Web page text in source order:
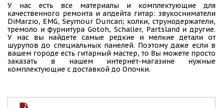
У нас есть все материалы и комплектующие для
качественного ремонта и апдейта гитар: звукосниматели
DiMarzio, EMG, Seymour Duncan; колки, струнодержатели,
тремоло и фурнитура Gotoh, Schaller, Partsland и другие.
У нас вы найдете самые редкие и мелкие детали от
шурупов до специальных панелей. Поэтому даже если в
вашем городе есть гитарный мастер, то Вы можете просто
заказать в нашем интернет-магазине нужные
комплектующие с доставкой до Опочки.